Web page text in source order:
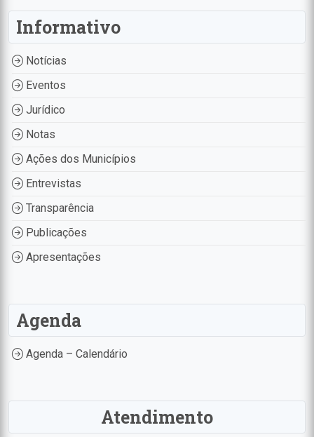
Informativo
Notícias
Eventos
Jurídico
Notas
Ações dos Municípios
Entrevistas
Transparência
Publicações
Apresentações
Agenda
Agenda – Calendário
Atendimento